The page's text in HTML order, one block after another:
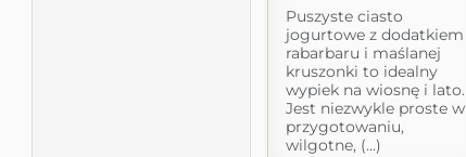
Puszyste ciasto
jogurtowe z dodatkiem
rabarbaru i maślanej
kruszonki to idealny
wypiek na wiosnę i lato.
Jest niezwykle proste w
przygotowaniu,
wilgotne, (...)